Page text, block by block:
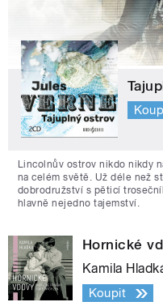
Lincolnův ostrov nikdo nikdy
na celém světě. Už déle než
dobrodružství s pěticí
hlavně nejedno tajemství.
Hornické
Kamila
Koupit